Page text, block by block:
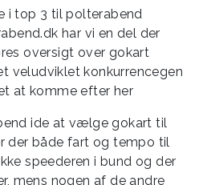
i top 3 til polterabend
har vi en del der
oversigt over gokart
veludviklet konkurrencegen
at komme efter her
ide at vælge gokart til
der både fart og tempo til
speederen i bund og der
mens nogen af de andre